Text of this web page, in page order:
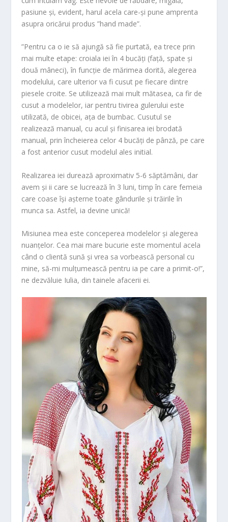
pasiune și, evident, harul acela care-și pune amprenta
asupra oricărui produs ”hand made”.
”Pentru ca o ie să ajungă să fie purtată, ea trece prin
mai multe etape: croiala iei în 4 bucăți (față, spate și
două mâneci), în funcție de mărimea dorită, alegerea
modelului, care ulterior va fi cusut pe fiecare dintre
piesele croite. Se utilizează mai mult mătasea, ca fir de
cusut a modelelor, iar pentru tivirea gulerului este
utilizată, de obicei, ața de bumbac. Cusutul se
realizează manual, cu acul și finisarea iei brodată
manual, prin încheierea celor 4 bucăți de pânză, pe care
a fost anterior cusut modelul ales initial.
Realizarea iei durează aproximativ 5-6 săptămâni, dar
avem și ii care se lucrează în 3 luni, timp în care femeia
care coase își așterne toate gândurile și trăirile în
munca sa. Astfel, ia devine unică!
Misiunea mea este conceperea modelelor și alegerea
nuanțelor. Cea mai mare bucurie este momentul acela
când o clientă sună și vrea sa vorbească personal cu
mine, să-mi mulțumească pentru ia pe care a primit-o!”,
ne dezvăluie Iulia, din tainele afacerii ei.